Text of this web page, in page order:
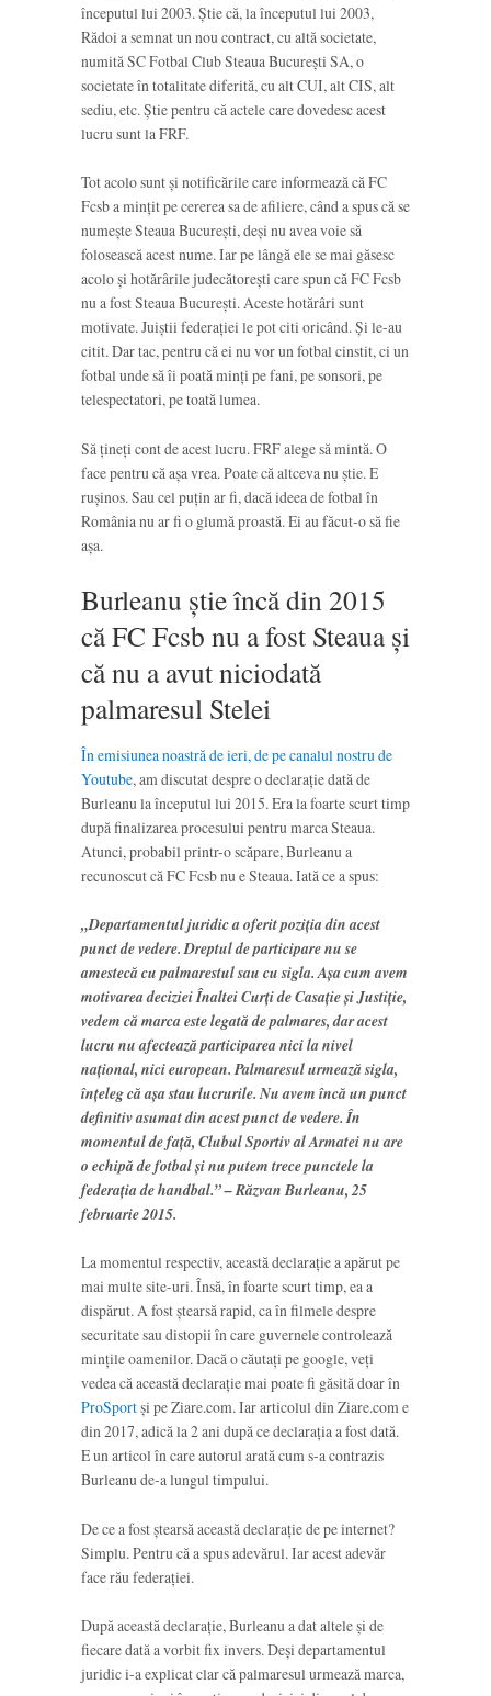
începutul lui 2003. Știe că, la începutul lui 2003,
Rădoi a semnat un nou contract, cu altă societate,
numită SC Fotbal Club Steaua București SA, o
societate în totalitate diferită, cu alt CUI, alt CIS, alt
sediu, etc. Știe pentru că actele care dovedesc acest
lucru sunt la FRF.
Tot acolo sunt și notificările care informează că FC
Fcsb a mințit pe cererea sa de afiliere, când a spus că se
numește Steaua București, deși nu avea voie să
folosească acest nume. Iar pe lângă ele se mai găsesc
acolo și hotărârile judecătorești care spun că FC Fcsb
nu a fost Steaua București. Aceste hotărâri sunt
motivate. Juiștii federației le pot citi oricând. Și le-au
citit. Dar tac, pentru că ei nu vor un fotbal cinstit, ci un
fotbal unde să îi poată minți pe fani, pe sonsori, pe
telespectatori, pe toată lumea.
Să țineți cont de acest lucru. FRF alege să mintă. O
face pentru că așa vrea. Poate că altceva nu știe. E
rușinos. Sau cel puțin ar fi, dacă ideea de fotbal în
România nu ar fi o glumă proastă. Ei au făcut-o să fie
așa.
Burleanu știe încă din 2015
că FC Fcsb nu a fost Steaua și
că nu a avut niciodată
palmaresul Stelei
În emisiunea noastră de ieri, de pe canalul nostru de
Youtube, am discutat despre o declarație dată de
Burleanu la începutul lui 2015. Era la foarte scurt timp
după finalizarea procesului pentru marca Steaua.
Atunci, probabil printr-o scăpare, Burleanu a
recunoscut că FC Fcsb nu e Steaua. Iată ce a spus:
„Departamentul juridic a oferit poziția din acest
punct de vedere. Dreptul de participare nu se
amestecă cu palmarestul sau cu sigla. Așa cum avem
motivarea deciziei Înaltei Curți de Casație și Justiție,
vedem că marca este legată de palmares, dar acest
lucru nu afectează participarea nici la nivel
național, nici european. Palmaresul urmează sigla,
înțeleg că așa stau lucrurile. Nu avem încă un punct
definitiv asumat din acest punct de vedere. În
momentul de față, Clubul Sportiv al Armatei nu are
o echipă de fotbal și nu putem trece punctele la
federația de handbal.” – Răzvan Burleanu, 25
februarie 2015.
La momentul respectiv, această declarație a apărut pe
mai multe site-uri. Însă, în foarte scurt timp, ea a
dispărut. A fost ștearsă rapid, ca în filmele despre
securitate sau distopii în care guvernele controlează
mințile oamenilor. Dacă o căutați pe google, veți
vedea că această declarație mai poate fi găsită doar în
ProSportși pe Ziare.com. Iar articolul din Ziare.com e
din 2017, adică la 2 ani după ce declarația a fost dată.
E un articol în care autorul arată cum s-a contrazis
Burleanu de-a lungul timpului.
De ce a fost ștearsă această declarație de pe internet?
Simplu. Pentru că a spus adevărul. Iar acest adevăr
face rău federației.
După această declarație, Burleanu a dat altele și de
fiecare dată a vorbit fix invers. Deși departamentul
juridic i-a explicat clar că palmaresul urmează marca,